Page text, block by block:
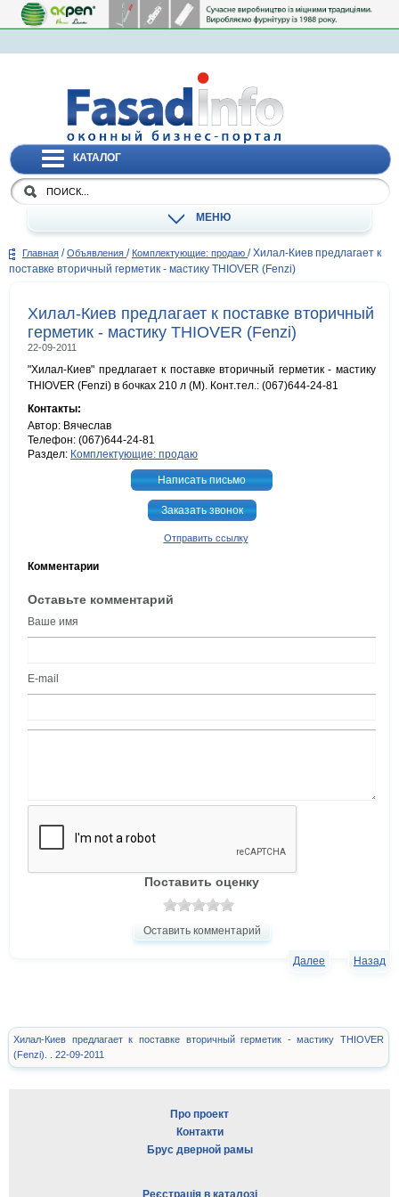
КАТАЛОГ
МЕНЮ
Главная / Объявления / Комплектующие: продаю / Хилал-Киев предлагает к
поставке вторичный герметик - мастику THIOVER (Fenzi)
Хилал-Киев предлагает к поставке вторичный
герметик - мастику THIOVER (Fenzi)
22-09-2011
"Хилал-Киев" предлагает к поставке вторичный герметик - мастику
THIOVER (Fenzi) в бочках 210 л (М). Конт.тел.: (067)644-24-81
Контакты:
Автор: Вячеслав
Телефон: (067)644-24-81
Раздел: Комплектующие: продаю
Написать письмо
Заказать звонок
Отправить ссылку
Комментарии
Оставьте комментарий
Ваше имя
E-mail
Поставить оценку
Оставить комментарий
Назад
Далее
Хилал-Киев предлагает к поставке вторичный герметик - мастику THIOVER
(Fenzi). . 22-09-2011
Про проект
Контакти
Брус дверной рамы